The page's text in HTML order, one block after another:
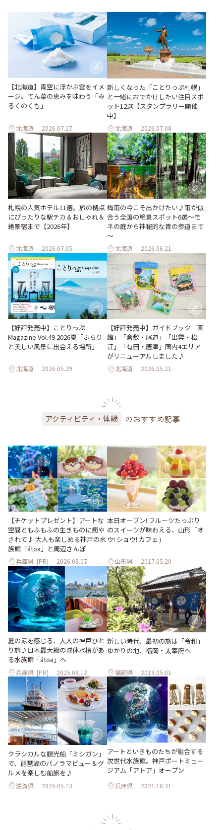
【北海道】青空に浮かぶ雲をイメ
ージ。てん菜の恵みを味わう「み
るくのくも」
北海道 2026.07.27
新しくなった「ことりっぷ札幌」
と一緒におでかけしたい注目スポ
ット12選【スタンプラリー開催
中】
北海道 2026.07.08
札幌の人気ホテル11選。旅の拠点
にぴったりな駅チカ＆おしゃれ＆
絶景宿まで【2026年】
北海道 2026.07.05
梅雨の今こそ出かけたい♪雨が似
合う全国の絶景スポット6選～モ
ネの庭から神秘的な青の参道まで
～
北海道 2026.06.21
【好評発売中】ことりっぷ
Magazine Vol.49 2026夏「ふらり
と美しい風景に出会える場所」
北海道 2026.05.29
【好評発売中】ガイドブック「函
館」「倉敷・尾道」「出雲・松
江」「有田・唐津」国内4エリア
がリニューアルしました♪
北海道 2026.05.21
アクティビティ・体験 のおすすめ記事
【チケットプレゼント】アートな
空間ともふもふの生きものに癒や
されて♪ 大人も楽しめる神戸の水
族館「átoa」と周辺さんぽ
兵庫県 [PR] 2026.08.07
本日オープン! フルーツたっぷり
のスイーツが味わえる、山形「オ
ウ! ショウ! カフェ」
山形県 2017.05.20
夏の涼を感じる、大人の神戸ひと
り旅♪日本最大級の球体水槽があ
る水族館「átoa」へ
兵庫県 [PR] 2025.08.12
新しい時代、最初の旅は「令和」
ゆかりの地、福岡・太宰府へ
福岡県 2019.05.01
クラシカルな観光船「ミシガン」
で、琵琶湖のパノラマビュー＆グ
ルメを楽しむ船旅を♪
滋賀県 2025.05.13
アートといきものたちが融合する
次世代水族館。神戸ポートミュー
ジアム「アトア」オープン
兵庫県 2021.10.31